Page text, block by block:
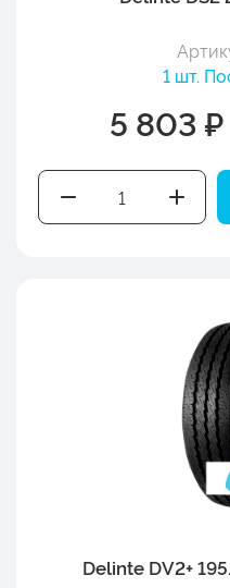
1 шт.
5 803 ₽
Delinte DV2+